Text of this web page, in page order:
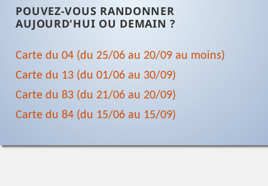
POUVEZ-VOUS RANDONNER
AUJOURD'HUI OU DEMAIN ?
Carte du 04 (du 25/06 au 20/09 au moins)
Carte du 13 (du 01/06 au 30/09)
Carte du 83 (du 21/06 au 20/09)
Carte du 84 (du 15/06 au 15/09)